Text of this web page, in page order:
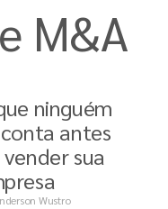
M&A
ninguém
antes
sua
Wustro